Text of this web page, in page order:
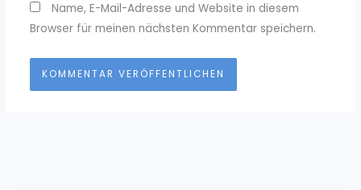
Name, E-Mail-Adresse und Website in diesem
Browser für meinen nächsten Kommentar speichern.